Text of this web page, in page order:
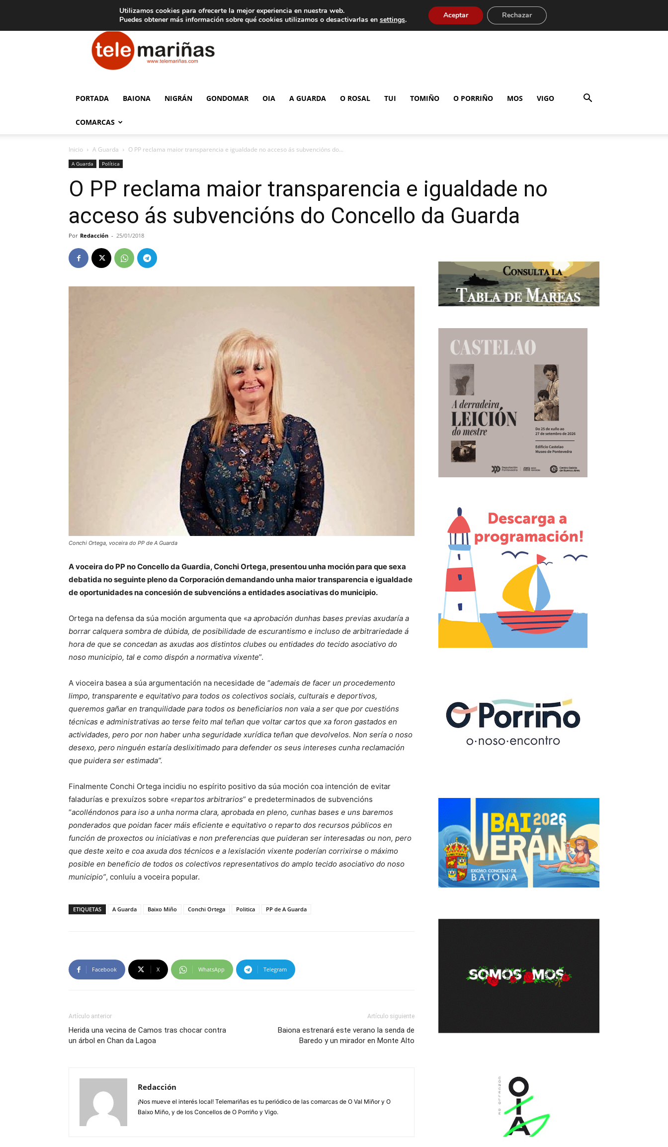
Aviso legal Tarifas de publicidad
Telemariñas
PORTADA BAIONA NIGRÁN GONDOMAR OIA A GUARDA O ROSAL TUI TOMIÑO O PORRIÑO MOS VIGO
COMARCAS
Inicio A Guarda O PP reclama maior transparencia e igualdade no acceso ás subvencións do...
A Guarda Política
O PP reclama maior transparencia e igualdade no
acceso ás subvencións do Concello da Guarda
Por Redacción - 25/01/2018
Conchi Ortega, voceira do PP de A Guarda
A voceira do PP no Concello da Guardia, Conchi Ortega, presentou unha moción para que sexa
debatida no seguinte pleno da Corporación demandando unha maior transparencia e igualdade
de oportunidades na concesión de subvencións a entidades asociativas do municipio.
Ortega na defensa da súa moción argumenta que «a aprobación dunhas bases previas axudaría a
borrar calquera sombra de dúbida, de posibilidade de escurantismo e incluso de arbitrariedade á
hora de que se concedan as axudas aos distintos clubes ou entidades do tecido asociativo do
noso municipio, tal e como dispón a normativa vixente”.
A vioceira basea a súa argumentación na necesidade de “ademais de facer un procedemento
limpo, transparente e equitativo para todos os colectivos sociais, culturais e deportivos,
queremos gañar en tranquilidade para todos os beneficiarios non vaia a ser que por cuestións
técnicas e administrativas ao terse feito mal teñan que voltar cartos que xa foron gastados en
actividades, pero por non haber unha seguridade xurídica teñan que devolvelos. Non sería o noso
desexo, pero ninguén estaría deslixitimado para defender os seus intereses cunha reclamación
que puidera ser estimada”.
Finalmente Conchi Ortega incidiu no espírito positivo da súa moción coa intención de evitar
faladurías e prexuízos sobre «repartos arbitrarios” e predeterminados de subvencións
“acolléndonos para iso a unha norma clara, aprobada en pleno, cunhas bases e uns baremos
ponderados que poidan facer máis eficiente e equitativo o reparto dos recursos públicos en
función de proxectos ou iniciativas e non preferencias que puideran ser interesadas ou non, pero
que deste xeito e coa axuda dos técnicos e a lexislación vixente poderían corrixirse o máximo
posible en beneficio de todos os colectivos representativos do amplo tecido asociativo do noso
municipio”, conluíu a voceira popular.
ETIQUETAS A Guarda Baixo Miño Conchi Ortega Politica PP de A Guarda
Facebook X WhatsApp Telegram
Artículo anterior
Herida una vecina de Camos tras chocar contra
un árbol en Chan da Lagoa
Artículo siguiente
Baiona estrenará este verano la senda de
Baredo y un mirador en Monte Alto
Redacción
¡Nos mueve el interés local! Telemariñas es tu periódico de las comarcas de O Val Miñor y O
Baixo Miño, y de los Concellos de O Porriño y Vigo.
Utilizamos cookies para ofrecerte la mejor experiencia en nuestra web.
Puedes obtener más información sobre qué cookies utilizamos o desactivarlas en settings. Aceptar Rechazar